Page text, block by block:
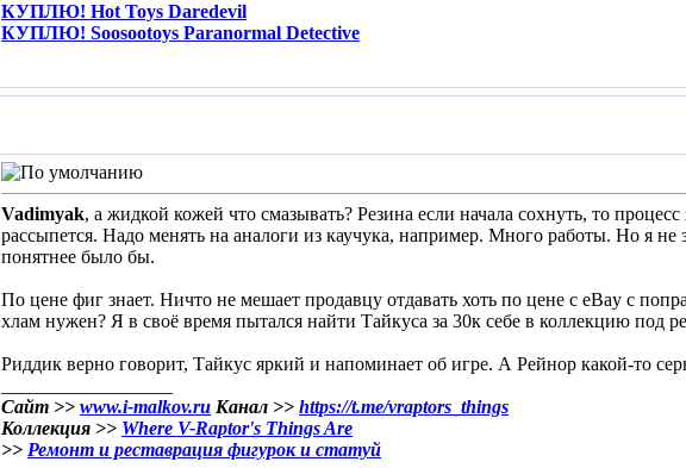
КУПЛЮ! Hot Toys Daredevil
КУПЛЮ! Soosootoys Paranormal Detective
Vadimyak, а жидкой кожей что смазывать? Резина если начала сохнуть, то
рассыпется. Надо менять на аналоги из каучука, например. Много работы. Но я
понятнее было бы.
По цене фиг знает. Ничто не мешает продавцу отдавать хоть по цене с eBay с
хлам нужен? Я в своё время пытался найти Тайкуса за 30к себе в коллекцию под
Риддик верно говорит, Тайкус яркий и напоминает об игре. А Рейнор какой-то
Сайт >> www.i-malkov.ru Канал >> https://t.me/vraptors_things
Коллекция >> Where V-Raptor's Things Are
>> Ремонт и реставрация фигурок и статуй